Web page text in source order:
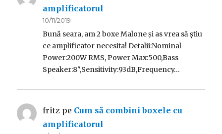
amplificatorul
10/11/2019
Bună seara, am 2 boxe Malone și as vrea să știu
ce amplificator necesita! Detalii:Nominal
Power:200W RMS, Power Max:500,Bass
Speaker:8",Sensitivity:93dB,Frequency…
fritz pe Cum să combini boxele cu
amplificatorul